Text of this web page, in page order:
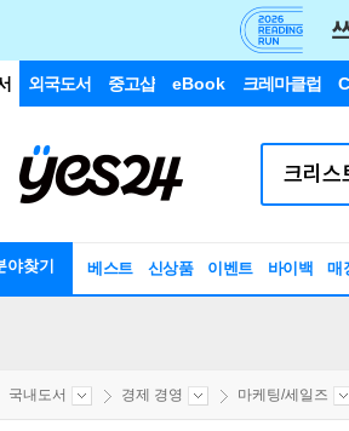
외국도서 중고샵 eBook 크레마클럽
야찾기 베스트 신상품 이벤트 바이백 매
국내도서 경제 경영 마케팅/세일즈